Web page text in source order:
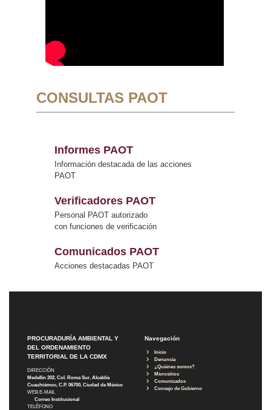
CONSULTAS PAOT
Informes PAOT
Información destacada de las acciones
PAOT
Verificadores PAOT
Personal PAOT autorizado
con funciones de verificación
Comunicados PAOT
Acciones destacadas PAOT
PROCURADURÍA AMBIENTAL Y
DEL ORDENAMIENTO
TERRITORIAL DE LA CDMX
DIRECCIÓN
Medellín 202, Col. Roma Sur, Alcaldía
Cuauhtémoc, C.P. 06700, Ciudad de México
WEB E-MAIL
Correo Institucional
TELÉFONO
Navegación
Inicio
Denuncia
¿Quiénes somos?
Micrositios
Comunicados
Consejo de Gobierno